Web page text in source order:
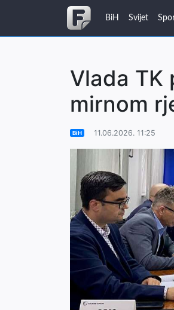
BiH Svijet
Vlada TK
mirnom
BiH 11.06.2026. 11:25